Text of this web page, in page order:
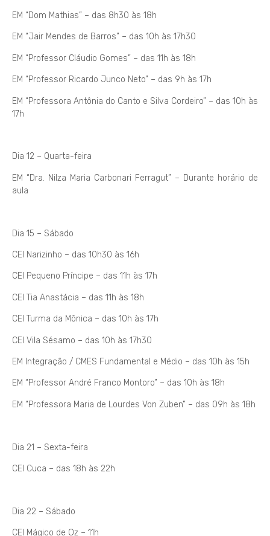
EM “Dom Mathias” – das 8h30 às 18h
EM “Jair Mendes de Barros” – das 10h às 17h30
EM “Professor Cláudio Gomes” – das 11h às 18h
EM “Professor Ricardo Junco Neto” – das 9h às 17h
EM “Professora Antônia do Canto e Silva Cordeiro” – das 10h às
17h
Dia 12 – Quarta-feira
EM “Dra. Nilza Maria Carbonari Ferragut” – Durante horário de
aula
Dia 15 – Sábado
CEI Narizinho – das 10h30 às 16h
CEI Pequeno Príncipe – das 11h às 17h
CEI Tia Anastácia – das 11h às 18h
CEI Turma da Mônica – das 10h às 17h
CEI Vila Sésamo – das 10h às 17h30
EM Integração / CMES Fundamental e Médio – das 10h às 15h
EM “Professor André Franco Montoro” – das 10h às 18h
EM “Professora Maria de Lourdes Von Zuben” – das 09h às 18h
Dia 21 – Sexta-feira
CEI Cuca – das 18h às 22h
Dia 22 – Sábado
CEI Mágico de Oz – 11h